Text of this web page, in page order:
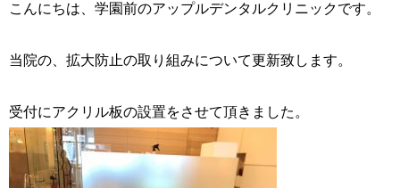
こんにちは、学園前のアップルデンタルクリニックです。
当院の、拡大防止の取り組みについて更新致します。
受付にアクリル板の設置をさせて頂きました。